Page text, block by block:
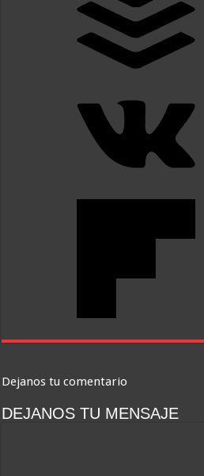
Dejanos tu comentario
DEJANOS TU MENSAJE